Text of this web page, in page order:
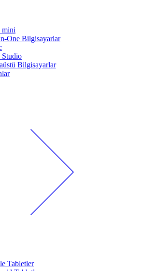
mini
One Bilgisayarlar
Studio
Bilgisayarlar
Tabletler